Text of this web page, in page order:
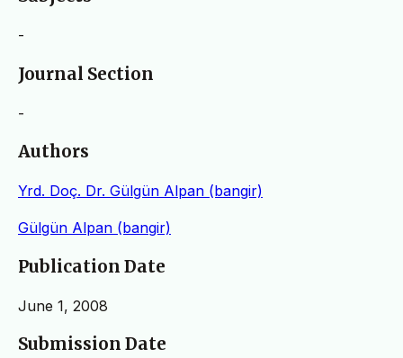
-
Journal Section
-
Authors
Yrd. Doç. Dr. Gülgün Alpan (bangir)
Gülgün Alpan (bangir)
Publication Date
June 1, 2008
Submission Date